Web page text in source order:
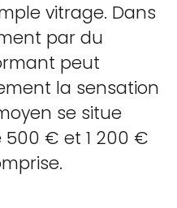
vitrage. Dans
par du
peut
la sensation
se situe
€ et 1 200 €